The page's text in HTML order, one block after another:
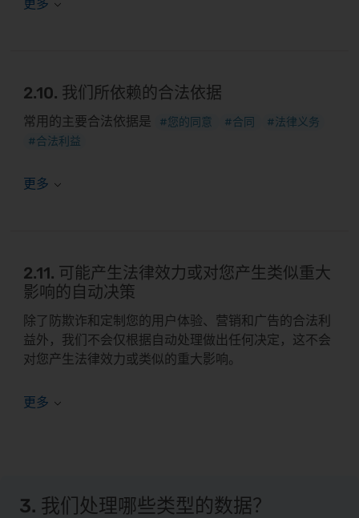
2.10. 我们所依赖的合法依据
常用的主要合法依据是 #您的同意 #合同
#法律义务
#合法利益
2.11. 可能产生法律效力或对您产生类似重大
影响的自动决策
除了防欺诈和定制您的用户体验、营销和广告的合法利
益外，我们不会仅根据自动处理做出任何决定，这不会
对您产生法律效力或类似的重大影响。
3. 我们处理哪些类型的数据？